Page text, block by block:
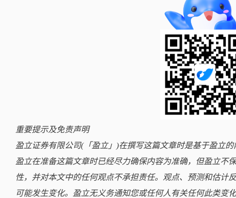
重要提示及免责声明
盈立证券有限公司(「盈立」)在撰写这篇文章时是基于盈立
盈立在准备这篇文章时已经尽力确保内容为准确，但盈立不
性，并对本文中的任何观点不承担责任。观点、预测和估计
可能发生变化。盈立无义务通知您或任何人有关任何此类变